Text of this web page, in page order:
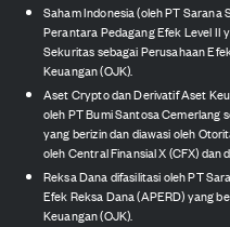
Saham Indonesia (oleh PT
Perantara Pedagang Efek Level II
Sekuritas sebagai Perusahaan
Keuangan (OJK).
Aset Crypto dan Derivatif Aset
oleh PT Bumi Santosa Cemerlang
yang berizin dan diawasi oleh
oleh Central Finansial X (CFX) dan
Reksa Dana difasilitasi oleh PT
Efek Reksa Dana (APERD) yang
Keuangan (OJK).